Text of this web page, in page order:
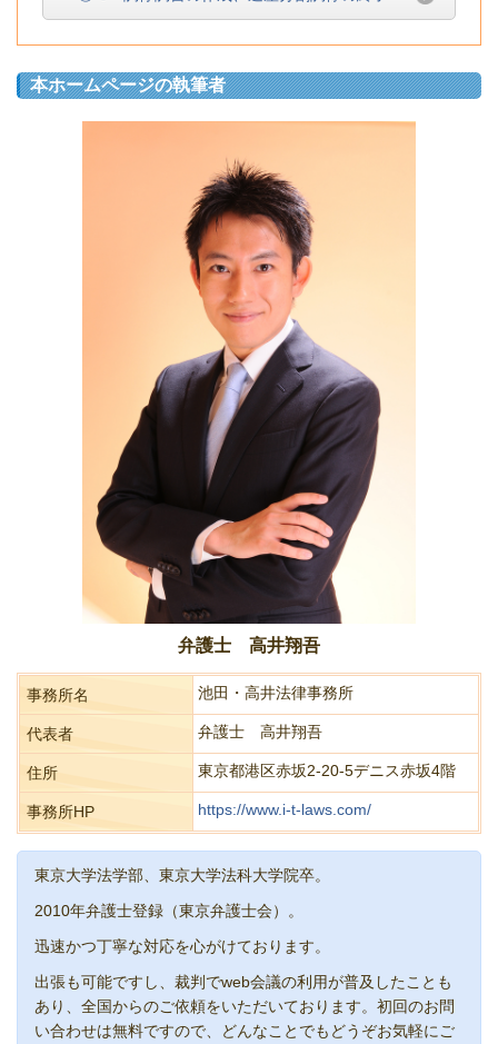
本ホームページの執筆者
弁護士 高井翔吾
事務所名 池田・高井法律事務所
代表者 弁護士 高井翔吾
住所 東京都港区赤坂2-20-5デニス赤坂4階
事務所HP https://www.i-t-laws.com/
東京大学法学部、東京大学法科大学院卒。
2010年弁護士登録（東京弁護士会）。
迅速かつ丁寧な対応を心がけております。
出張も可能ですし、裁判でweb会議の利用が普及したことも
あり、全国からのご依頼をいただいております。初回のお問
い合わせは無料ですので、どんなことでもどうぞお気軽にご